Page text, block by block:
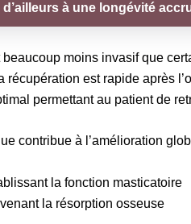
à une longévité
beaucoup moins invasif que
récupération est rapide après
permettant au patient de
contribue à l’amélioration
la fonction masticatoire
la résorption osseuse